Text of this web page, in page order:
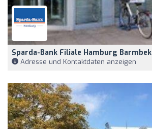
Sparda-Bank Filiale Hamburg Barmbek
Adresse und Kontaktdaten anzeigen